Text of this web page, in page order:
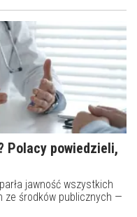
Polacy powiedzieli,
jawność wszystkich
ze środków publicznych —